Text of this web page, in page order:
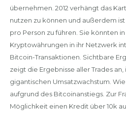
übernehmen. 2012 verhängt das
nutzen zu können und außerdem
pro Person zu führen. Sie könnten
Kryptowährungen in ihr Netzwerk
Bitcoin-Transaktionen. Sichtbare
zeigt die Ergebnisse aller Trades
gigantischen Umsatzwachstum.
aufgrund des Bitcoinanstiegs. Zur
Möglichkeit einen Kredit über 10k